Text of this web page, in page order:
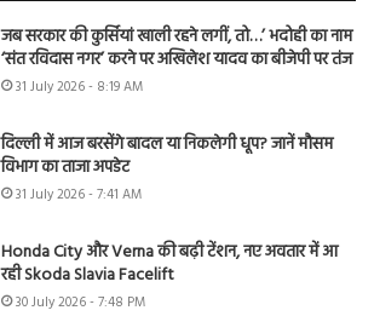
जब सरकार की कुर्सियां खाली रहने लगीं, तो…’ भदोही का नाम
‘संत रविदास नगर’ करने पर अखिलेश यादव का बीजेपी पर तंज
31 July 2026 - 8:19 AM
दिल्ली में आज बरसेंगे बादल या निकलेगी धूप? जानें मौसम
विभाग का ताजा अपडेट
31 July 2026 - 7:41 AM
Honda City और Verna की बढ़ी टेंशन, नए अवतार में आ
रही Skoda Slavia Facelift
30 July 2026 - 7:48 PM